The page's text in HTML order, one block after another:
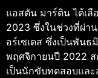
แอสตัน มาร์ติน ได้เลื
2023 ซึ่งในช่วงที่ผ่า
อร์เซเดส ซึ่งเป็นพัน
พฤศจิกายนปี 2022
เป็นนักขับทดสอบและ